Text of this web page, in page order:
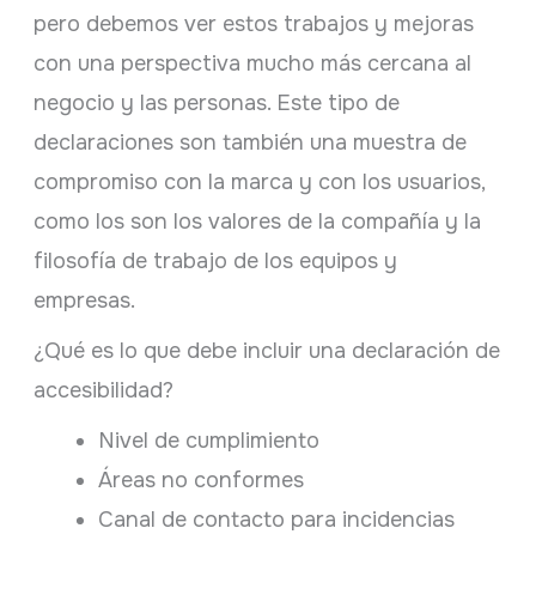
pero debemos ver estos trabajos y mejoras
con una perspectiva mucho más cercana al
negocio y las personas. Este tipo de
declaraciones son también una muestra de
compromiso con la marca y con los usuarios,
como los son los valores de la compañía y la
filosofía de trabajo de los equipos y
empresas.
¿Qué es lo que debe incluir una declaración de
accesibilidad?
Nivel de cumplimiento
Áreas no conformes
Canal de contacto para incidencias